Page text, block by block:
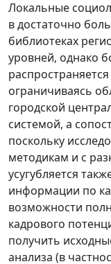
Локальные
в достаточно
библиотеках
уровней, однако
ограничиваясь
городской
системой, а
поскольку
методикам и с
усугубляется
информации по
возможности
кадрового
получить
анализа (в